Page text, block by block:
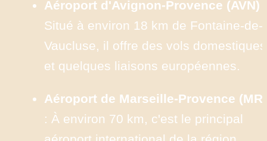
Aéroport d'Avignon-Provence (AVN)
Situé à environ 18 km de Fontaine-de-
Vaucluse, il offre des vols domestiques
et quelques liaisons européennes.​
Aéroport de Marseille-Provence
: À environ 70 km, c'est le principal